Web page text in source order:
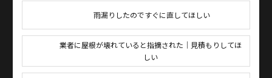
雨漏りしたのですぐに直してほしい
業者に屋根が壊れていると指摘された｜見積もりしてほ
しい